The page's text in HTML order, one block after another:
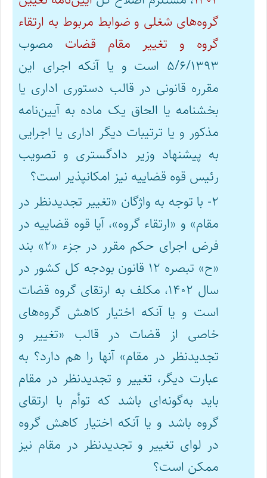
گروه‌های شغلی و ضوابط مربوط به ارتقاء
گروه و تغییر مقام قضات مصوب
۵/۶/۱۳۹۳ است و یا آنکه اجرای این
مقرره قانونی در قالب دستوری اداری یا
بخشنامه یا الحاق یک ماده به آیین‌نامه
مذکور و یا ترتیبات دیگر اداری یا اجرایی
به پیشنهاد وزیر دادگستری و تصویب
رئیس قوه قضاییه نیز امکانپذیر است؟
۲- با توجه به واژگان «تغییر تجدیدنظر در
مقام» و «ارتقاء گروه»، آیا قوه قضاییه در
فرض اجرای حکم مقرر در جزء «۲» بند
«ح» تبصره ۱۲ قانون بودجه کل کشور در
سال ۱۴۰۲، مکلف به ارتقای گروه قضات
است و یا آنکه اختیار کاهش گروه‌های
خاصی از قضات در قالب «تغییر و
تجدیدنظر در مقام» آنها را هم دارد؟ به
عبارت دیگر، تغییر و تجدیدنظر در مقام
باید به‌گونه‌ای باشد که توأم با ارتقای
گروه باشد و یا آنکه اختیار کاهش گروه
در لوای تغییر و تجدیدنظر در مقام نیز
ممکن است؟